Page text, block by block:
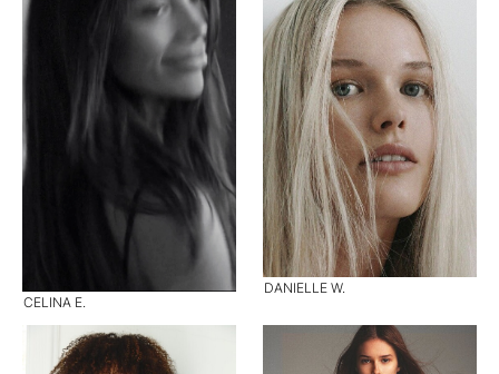
CELINA E.
DANIELLE W.